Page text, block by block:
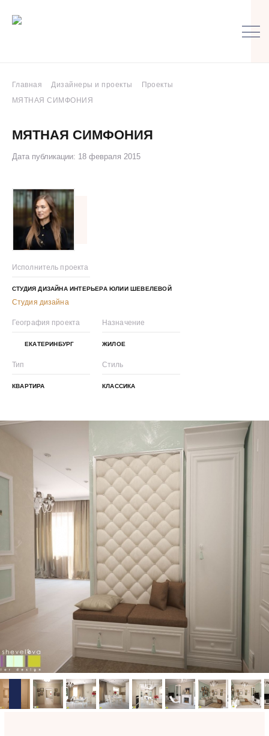
Главная Дизайнеры и проекты
Проекты
МЯТНАЯ СИМФОНИЯ
МЯТНАЯ СИМФОНИЯ
Дата публикации: 18 февраля 2015
Исполнитель проекта
СТУДИЯ ДИЗАЙНА ИНТЕРЬЕРА ЮЛИИ ШЕВЕЛЕВОЙ
Студия дизайна
География проекта
ЕКАТЕРИНБУРГ
Назначение
ЖИЛОЕ
Тип
КВАРТИРА
Стиль
КЛАССИКА